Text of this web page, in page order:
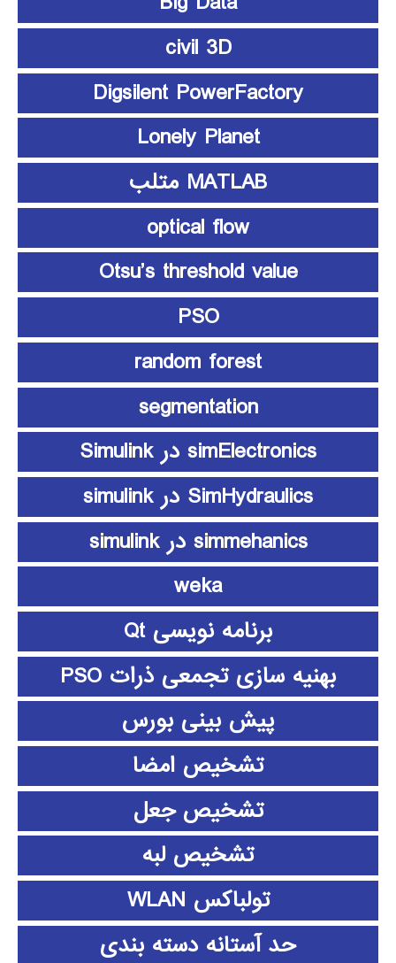
civil 3D
Digsilent PowerFactory
Lonely Planet
MATLAB متلب
optical flow
Otsu’s threshold value
PSO
random forest
segmentation
simElectronics در Simulink
SimHydraulics در simulink
simmehanics در simulink
weka
برنامه نویسی Qt
بهنیه سازی تجمعی ذرات PSO
پیش بینی بورس
تشخیص امضا
تشخیص جعل
تشخیص لبه
تولباکس WLAN
حد آستانه دسته بندی